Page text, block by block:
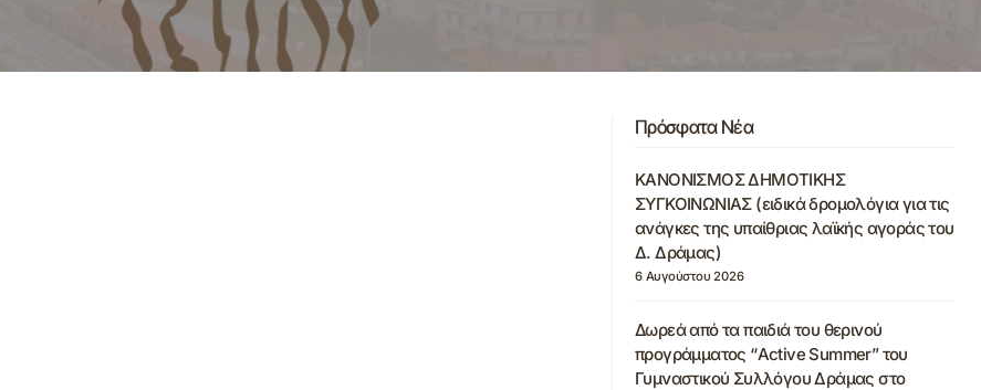
Πρόσφατα Νέα
ΚΑΝΟΝΙΣΜΟΣ ΔΗΜΟΤΙΚΗΣ
ΣΥΓΚΟΙΝΩΝΙΑΣ (ειδικά δρομολόγια για τις
ανάγκες της υπαίθριας λαϊκής αγοράς του
Δ. Δράμας)
6 Αυγούστου 2026
Δωρεά από τα παιδιά του θερινού
προγράμματος “Active Summer” του
Γυμναστικού Συλλόγου Δράμας στο